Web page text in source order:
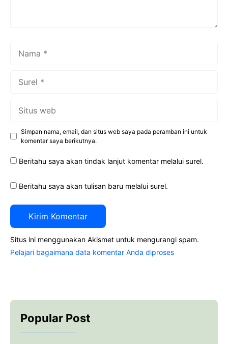
Simpan nama, email, dan situs web saya pada peramban ini untuk
komentar saya berikutnya.
Beritahu saya akan tindak lanjut komentar melalui surel.
Beritahu saya akan tulisan baru melalui surel.
Situs ini menggunakan Akismet untuk mengurangi spam.
Pelajari bagaimana data komentar Anda diproses
Popular Post